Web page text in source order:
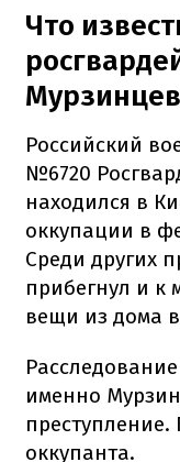
Что
Российский
№6720
находился в
оккупации в
Среди других
прибегнул и к
вещи из дома
именно
преступление.
оккупанта.